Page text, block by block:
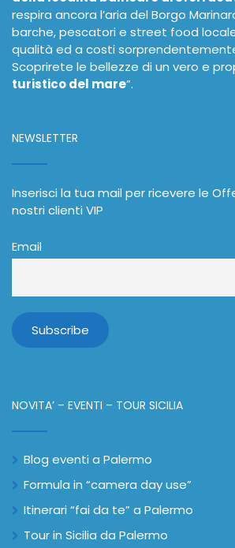
respira ancora l’aria del Borgo
barche, pescatori e street food
qualità ed a costi
Scoprirete le bellezze di un vero e
turistico del mare”.
NEWSLETTER
Inserisci la tua mail per ricevere le
nostri clienti VIP
Email
NOVITA’ – EVENTI – TOUR SICILIA
Blog eventi a Palermo
Formula in “camera day use”
Itinerari “fai da te” a Palermo
Tour in Sicilia da Palermo